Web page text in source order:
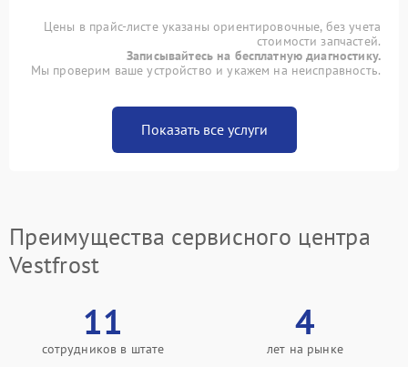
Цены в прайс-листе указаны ориентировочные, без учета
стоимости запчастей.
Записывайтесь на бесплатную диагностику.
Мы проверим ваше устройство и укажем на неисправность.
Показать все услуги
Преимущества сервисного центра
Vestfrost
11
сотрудников в штате
4
лет на рынке